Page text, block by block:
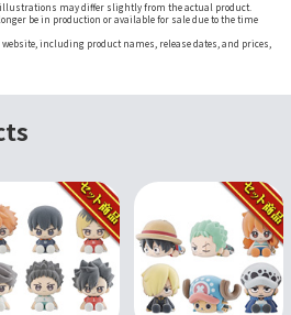
illustrations may differ slightly from the actual product.
be in production or available for sale due to the time
including product names, release dates, and prices,